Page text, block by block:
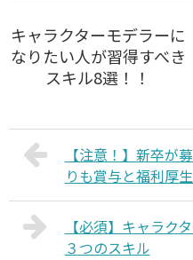
キャラクターモデラーに
なりたい人が習得すべき
スキル8選！！
【注意！】新卒が
りも賞与と福利厚生
【必須】キャラク
３つのスキル